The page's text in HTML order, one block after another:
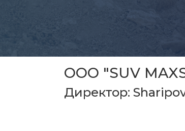
ООО "SUV
Директор: